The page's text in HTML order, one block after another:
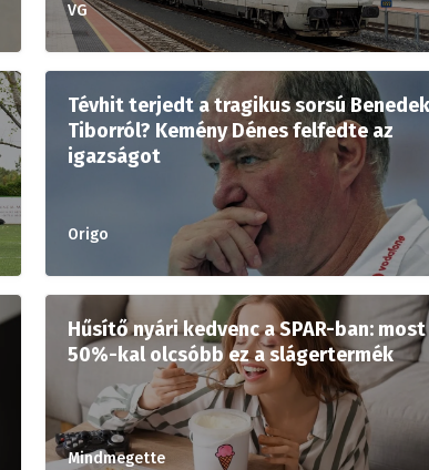
VG
Tévhit terjedt a tragikus sorsú Benedek
Tiborról? Kemény Dénes felfedte az
igazságot
Origo
Hűsítő nyári kedvenc a SPAR-ban: most
50%-kal olcsóbb ez a slágertermék
Mindmegette